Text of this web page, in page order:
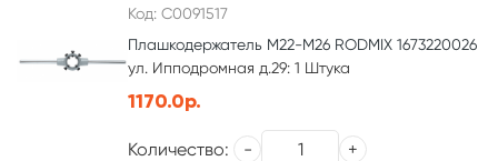
Код: С0091517
Плашкодержатель М22-М26 RODMIX 1673220026
ул. Ипподромная д.29: 1 Штука
1170.0р.
Количество: